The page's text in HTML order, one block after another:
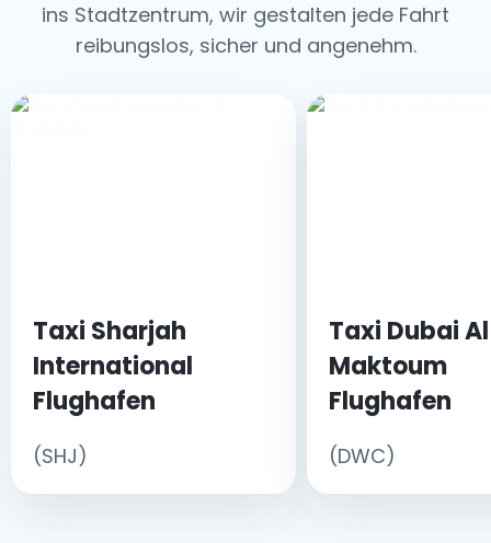
ins Stadtzentrum, wir gestalten jede Fahrt
reibungslos, sicher und angenehm.
Taxi Sharjah
International
Flughafen
(SHJ)
Taxi Dubai Al
Maktoum
Flughafen
(DWC)